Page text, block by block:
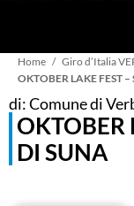
di
pane
Home
Giro d’Italia
OKTOBER LAKE FEST –
di: Comune di
OKTOBER
DI SUNA